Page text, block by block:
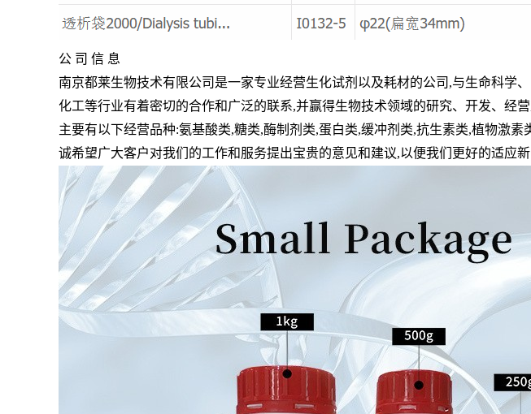
公 司 信 息
南京都莱生物技术有限公司是一家专业经营生化试剂以及耗材的公司 ,与生命科学
化工等行业有着密切的合作和广泛的联系,并赢得生物技术领域的研究、开发、经
主要有以下经营品种:氨基酸类,糖类,酶制剂类,蛋白类,缓冲剂类,抗生素类,植物激素
诚希望广大客户对我们的工作和服务提出宝贵的意见和建议,以便我们更好的适应